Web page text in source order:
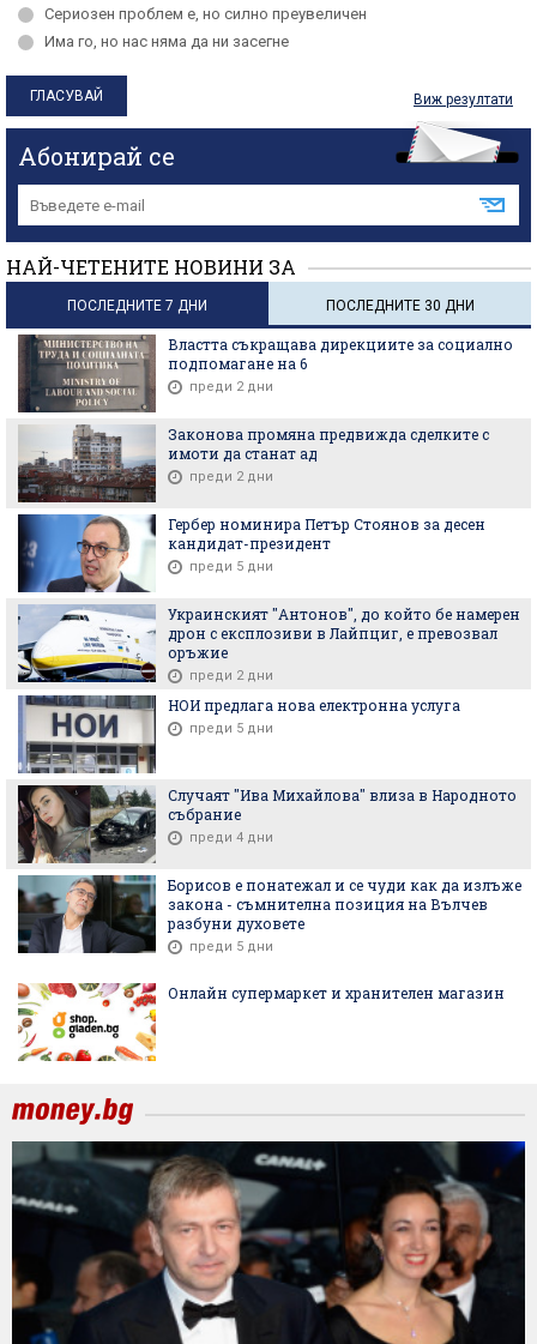
Сериозен проблем е, но силно преувеличен
Има го, но нас няма да ни засегне
Виж резултати
Абонирай се
НАЙ-ЧЕТЕНИТЕ НОВИНИ ЗА
ПОСЛЕДНИТЕ 7 ДНИ ПОСЛЕДНИТЕ 30 ДНИ
Властта съкращава дирекциите за социално
подпомагане на 6
преди 2 дни
Законова промяна предвижда сделките с
имоти да станат ад
преди 2 дни
Гербер номинира Петър Стоянов за десен
кандидат-президент
преди 5 дни
Украинският "Антонов", до който бе намерен
дрон с експлозиви в Лайпциг, е превозвал
оръжие
преди 2 дни
НОИ предлага нова електронна услуга
преди 5 дни
Случаят "Ива Михайлова" влиза в Народното
събрание
преди 4 дни
Борисов е понатежал и се чуди как да излъже
закона - съмнителна позиция на Вълчев
разбуни духовете
преди 5 дни
Онлайн супермаркет и хранителен магазин